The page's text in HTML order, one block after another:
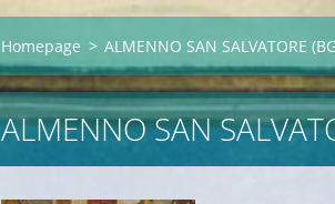
Homepage > ALMENNO SAN SALVATORE
ALMENNO SAN